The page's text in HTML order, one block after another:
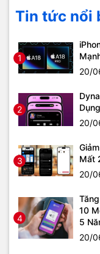
Tin tức nổi
1
20/
2
20/
3
Mất
20/
4
10
5
20/